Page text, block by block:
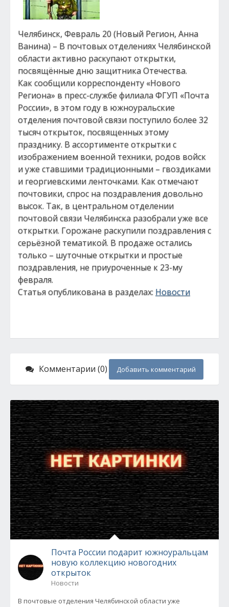
Челябинск, Февраль 20 (Новый Регион, Анна
Ванина) – В почтовых отделениях Челябинской
области активно раскупают открытки,
посвящённые дню защитника Отечества.
Как сообщили корреспонденту «Нового
Региона» в пресс-службе филиала ФГУП «Почта
России», в этом году в южноуральские
отделения почтовой связи поступило более 32
тысяч открыток, посвященных этому
празднику. В ассортименте открытки с
изображением военной техники, родов войск
и уже ставшими традиционными – гвоздиками
и георгиевскими ленточками. Как отмечают
почтовики, спрос на поздравления довольно
высок. Так, в центральном отделении
почтовой связи Челябинска разобрали уже все
открытки. Горожане раскупили поздравления с
серьёзной тематикой. В продаже остались
только – шуточные открытки и простые
поздравления, не приуроченные к 23-му
февраля.
Статья опубликована в разделах: Новости
Комментарии (0) Добавить комментарий
Почта России подарит южноуральцам
новую коллекцию новогодних
открыток
Новости
В почтовые отделения Челябинской области уже